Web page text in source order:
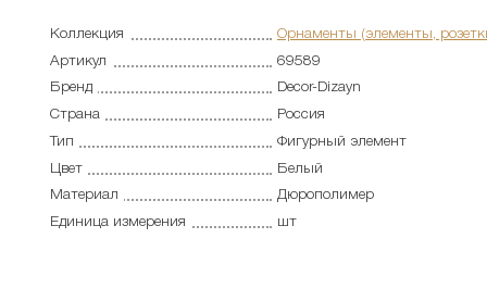
Коллекция
Орнаменты (элементы,
Артикул
69589
Бренд
Decor-Dizayn
Страна
Россия
Тип
Фигурный элемент
Цвет
Белый
Материал
Дюрополимер
Единица измерения
шт